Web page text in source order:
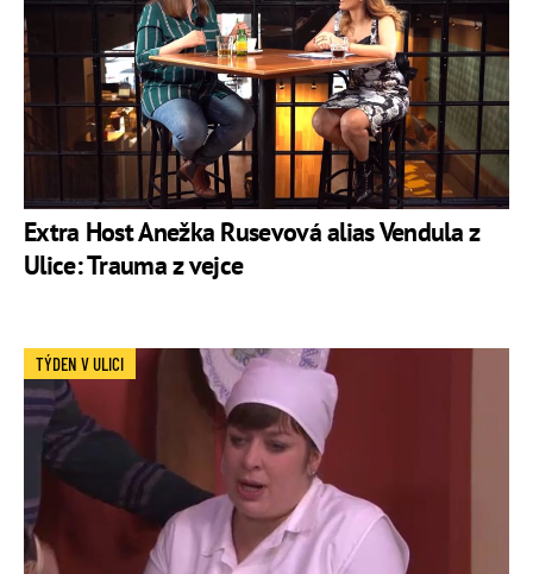
Extra Host Anežka Rusevová alias Vendula z
Ulice: Trauma z vejce
TÝDEN V ULICI